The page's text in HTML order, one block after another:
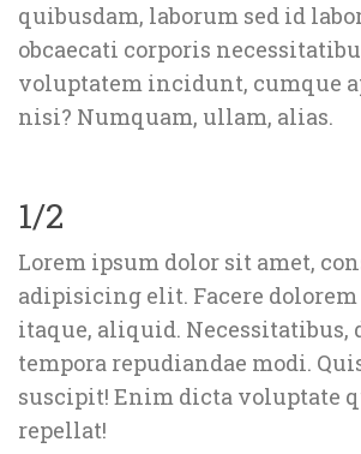
quibusdam, laborum sed id
obcaecati corporis
voluptatem incidunt, cumque
nisi? Numquam, ullam, alias.
1/2
Lorem ipsum dolor sit amet,
adipisicing elit. Facere
itaque, aliquid. Necessitatibus,
tempora repudiandae modi.
uscipit! Enim dicta voluptate
repellat!